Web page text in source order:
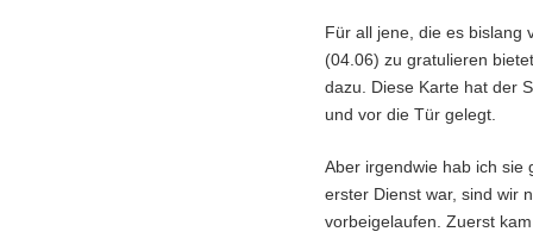
Für all jene, die es bislang
(04.06) zu gratulieren
dazu. Diese Karte hat der
und vor die Tür gelegt.
Aber irgendwie hab ich sie
erster Dienst war, sind wir
vorbeigelaufen. Zuerst